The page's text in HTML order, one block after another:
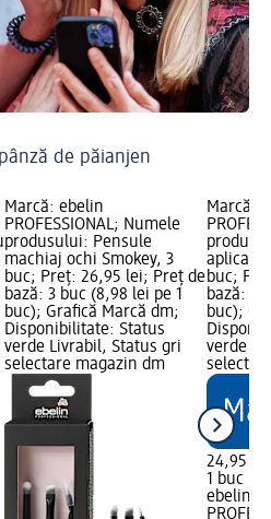
de păianjen
Marcă: ebelin
PROFESSIONAL; Numele
produsului: Pensule
machiaj ochi Smokey, 3
buc; Preț: 26,95 lei; Preț de
bază: 3 buc (8,98 lei pe 1
buc); Grafică Marcă dm;
Disponibilitate: Status
verde Livrabil, Status gri
selectare magazin dm
Marcă:
buc;
bază: 1
buc);
verde
24,95 lei
1 buc
ebelin